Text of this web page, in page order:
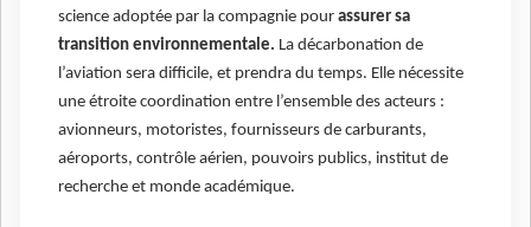
science adoptée par la compagnie pour assurer sa
transition environnementale. La décarbonation de
l’aviation sera difficile, et prendra du temps. Elle nécessite
une étroite coordination entre l’ensemble des acteurs :
avionneurs, motoristes, fournisseurs de carburants,
aéroports, contrôle aérien, pouvoirs publics, institut de
recherche et monde académique.